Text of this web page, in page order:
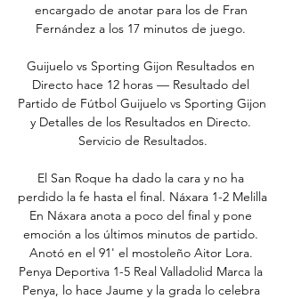
encargado de anotar para los de Fran
Fernández a los 17 minutos de juego.
Guijuelo vs Sporting Gijon Resultados en
Directo hace 12 horas — Resultado del
Partido de Fútbol Guijuelo vs Sporting Gijon
y Detalles de los Resultados en Directo.
Servicio de Resultados.
El San Roque ha dado la cara y no ha
perdido la fe hasta el final. Náxara 1-2 Melilla
En Náxara anota a poco del final y pone
emoción a los últimos minutos de partido.
Anotó en el 91' el mostoleño Aitor Lora.
Penya Deportiva 1-5 Real Valladolid Marca la
Penya, lo hace Jaume y la grada lo celebra